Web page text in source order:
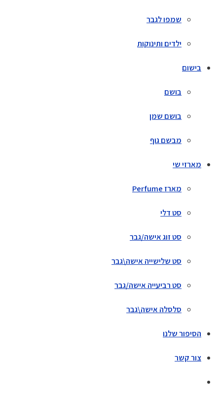
שמפו לגבר
ילדים ותינוקות
בישום
בושם
בושם שמן
מבשם גוף
מארזי שי
מארז Perfume
סט דלי
סט זוג אישה/גבר
סט שלישייה אישה\גבר
סט רביעייה אישה/גבר
סלסלה אישה\גבר
הסיפור שלנו
צור קשר